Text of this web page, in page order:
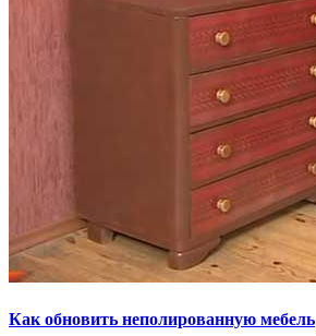
Как обновить неполированную мебель